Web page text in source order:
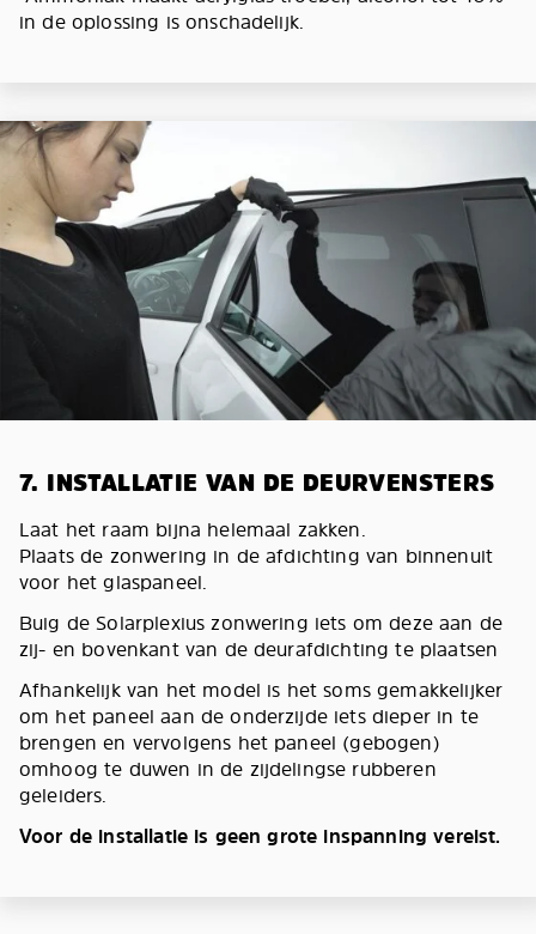
in de oplossing is onschadelijk.
7. INSTALLATIE VAN DE DEURVENSTERS
Laat het raam bijna helemaal zakken.
Plaats de zonwering in de afdichting van binnenuit
voor het glaspaneel.
Buig de Solarplexius zonwering iets om deze aan de
zij- en bovenkant van de deurafdichting te plaatsen
Afhankelijk van het model is het soms gemakkelijker
om het paneel aan de onderzijde iets dieper in te
brengen en vervolgens het paneel (gebogen)
omhoog te duwen in de zijdelingse rubberen
geleiders.
Voor de installatie is geen grote inspanning vereist.